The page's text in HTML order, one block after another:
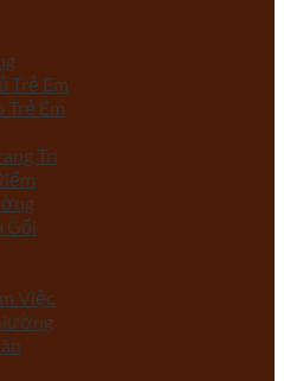
Trẻ Em
Trẻ Em
Trí
Gối
Việc